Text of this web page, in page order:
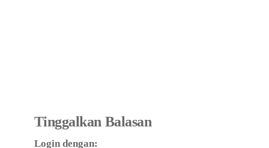
Tinggalkan Balasan
Login dengan: